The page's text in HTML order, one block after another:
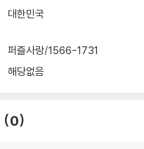
대한민국
퍼즐사랑/1566-1731
해당없음
0